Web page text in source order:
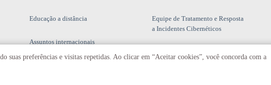
Educação a distância
Assuntos internacionais
Equipe de Tratamento e Resposta
a Incidentes Cibernéticos
suas preferências e visitas repetidas. Ao clicar em “Aceitar cookies”, você concorda com a